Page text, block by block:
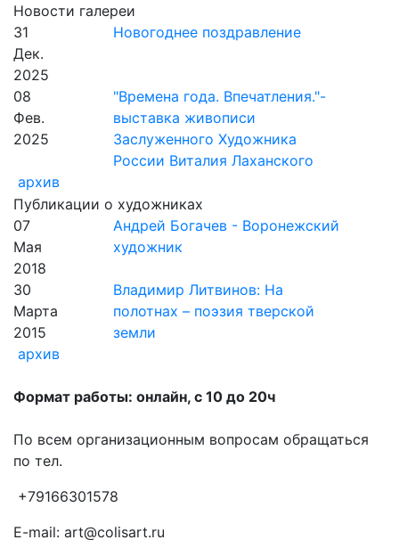
Новости галереи
31
Дек.
2025
Новогоднее поздравление
08
Фев.
2025
"Времена года. Впечатления."-
выставка живописи
Заслуженного Художника
России Виталия Лаханского
архив
Публикации о художниках
07
Мая
2018
Андрей Богачев - Воронежский
художник
30
Марта
2015
Владимир Литвинов: На
полотнах – поэзия тверской
земли
архив
Формат работы: онлайн, с 10 до 20ч
По всем организационным вопросам обращаться
по тел.
+79166301578
E-mail: art@colisart.ru